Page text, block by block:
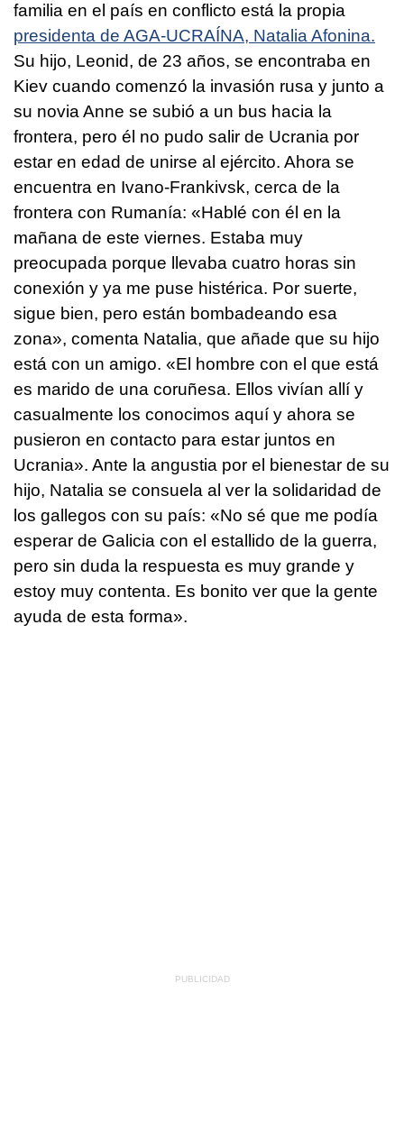
familia en el país en conflicto está la propia
presidenta de AGA-UCRAÍNA, Natalia Afonina.
Su hijo, Leonid, de 23 años, se encontraba en
Kiev cuando comenzó la invasión rusa y junto a
su novia Anne se subió a un bus hacia la
frontera, pero él no pudo salir de Ucrania por
estar en edad de unirse al ejército. Ahora se
encuentra en Ivano-Frankivsk, cerca de la
frontera con Rumanía: «Hablé con él en la
mañana de este viernes. Estaba muy
preocupada porque llevaba cuatro horas sin
conexión y ya me puse histérica. Por suerte,
sigue bien, pero están bombadeando esa
zona», comenta Natalia, que añade que su hijo
está con un amigo. «El hombre con el que está
es marido de una coruñesa. Ellos vivían allí y
casualmente los conocimos aquí y ahora se
pusieron en contacto para estar juntos en
Ucrania». Ante la angustia por el bienestar de su
hijo, Natalia se consuela al ver la solidaridad de
los gallegos con su país: «No sé que me podía
esperar de Galicia con el estallido de la guerra,
pero sin duda la respuesta es muy grande y
estoy muy contenta. Es bonito ver que la gente
ayuda de esta forma».